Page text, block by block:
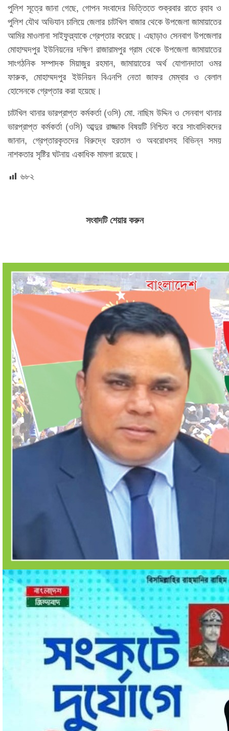
পুলিশ সূত্রে জানা গেছে, গোপন সংবাদের ভিত্তিতে শুক্রবার রাতে র‌্যাব ও
পুলিশ যৌথ অভিযান চালিয়ে জেলার চাটখিল বাজার থেকে উপজেলা জামায়াতের
আমির মাওলানা সাইফুল্ল্যাকে গ্রেপ্তার করেছে। এছাড়াও সেনবাগ উপজেলার
মোহাম্মদপুর ইউনিয়নের দক্ষিণ রাজারামপুর গ্রাম থেকে উপজেলা জামায়াতের
সাংগঠনিক সম্পাদক মিয়াজুর রহমান, জামায়াতের অর্থ যোগানদাতা ওমর
ফারুক, মোহাম্মদপুর ইউনিয়ন বিএনপি নেতা জাফর মেম্বার ও বেলাল
হোসেনকে গ্রেপ্তার করা হয়েছে।
চাটখিল থানার ভারপ্রাপ্ত কর্মকর্তা (ওসি) মো. নাছিম উদ্দিন ও সেনবাগ থানার
ভারপ্রাপ্ত কর্মকর্তা (ওসি) আব্দুর রাজ্জাক বিষয়টি নিশ্চিত করে সাংবাদিকদের
জানান, গ্রেপ্তারকৃতদের বিরুদ্ধে হরতাল ও অবরোধসহ বিভিন্ন সময়
নাশকতার সৃষ্টির ঘটনায় একাধিক মামলা রয়েছে।
৬৮২
সংবাদটি শেয়ার করুন